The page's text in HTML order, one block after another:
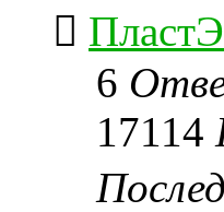
6
17114